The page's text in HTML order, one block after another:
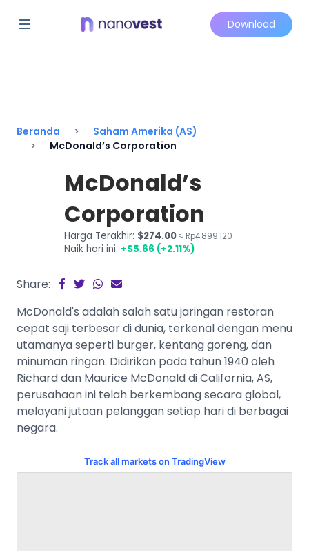
Download
Beranda
Saham Amerika (AS)
McDonald’s Corporation
McDonald’s
Corporation
Harga Terakhir: $274.00≈ Rp4.899.120
Naik hari ini: +$5.66 (+2.11%)
Share:
McDonald's adalah salah satu jaringan restoran
cepat saji terbesar di dunia, terkenal dengan menu
utamanya seperti burger, kentang goreng, dan
minuman ringan. Didirikan pada tahun 1940 oleh
Richard dan Maurice McDonald di California, AS,
perusahaan ini telah berkembang secara global,
melayani jutaan pelanggan setiap hari di berbagai
negara.
Track all markets on TradingView